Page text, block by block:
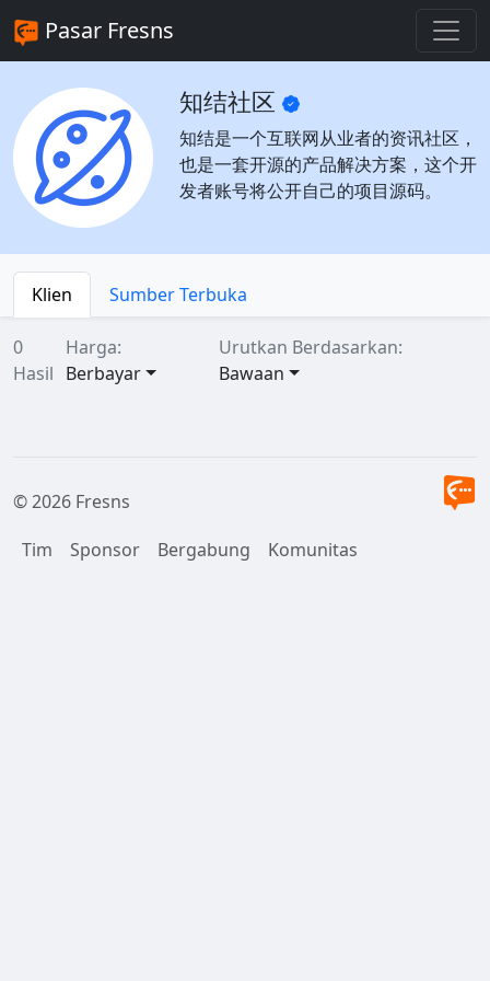
Pasar Fresns
知结社区
知结是一个互联网从业者的资讯社区，
也是一套开源的产品解决方案，这个开
发者账号将公开自己的项目源码。
Klien Sumber Terbuka
0
Hasil
Harga:
Berbayar
Urutkan Berdasarkan:
Bawaan
© 2026 Fresns
Tim
Sponsor Bergabung Komunitas